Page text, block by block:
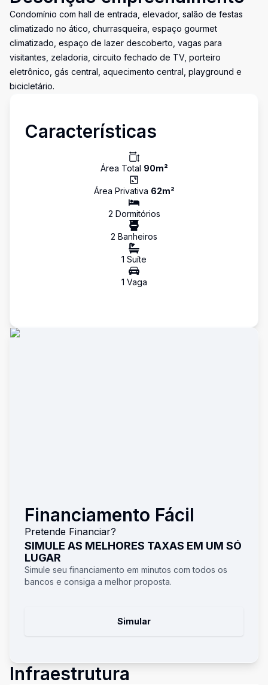
Condomínio com hall de entrada, elevador, salão de festas
climatizado no ático, churrasqueira, espaço gourmet
climatizado, espaço de lazer descoberto, vagas para
visitantes, zeladoria, circuito fechado de TV, porteiro
eletrônico, gás central, aquecimento central, playground e
bicicletário.
Características
Área Total 90m²
Área Privativa 62m²
2 Dormitórios
2 Banheiros
1 Suíte
1 Vaga
Financiamento Fácil
Pretende Financiar?
SIMULE AS MELHORES TAXAS EM UM SÓ
LUGAR
Simule seu financiamento em minutos com todos os
bancos e consiga a melhor proposta.
Simular
Infraestrutura